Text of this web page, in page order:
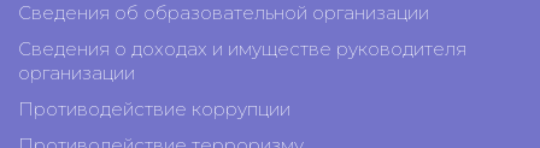
Сведения об образовательной организации
Сведения о доходах и имуществе руководителя
организации
Противодействие коррупции